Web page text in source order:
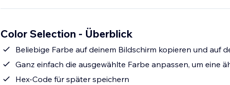
Color Selection - Überblick
Beliebige Farbe auf deinem Bildschirm kopieren und auf
Ganz einfach die ausgewählte Farbe anpassen, um eine
Hex-Code für später speichern